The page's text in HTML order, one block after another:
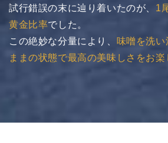
試行錯誤の末に辿り着いたのが、 1
黄金比率でした。
この絶妙な分量により、 味噌を洗
ままの状態で最高の美味しさをお楽